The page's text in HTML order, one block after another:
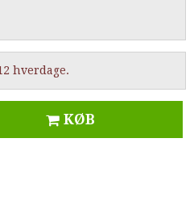
hverdage.
KØB